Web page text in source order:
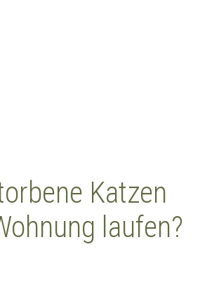
Katzen
laufen?